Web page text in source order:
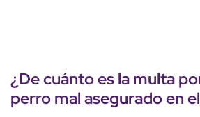
¿De cuánto es lamulta
perromal asegurado en el